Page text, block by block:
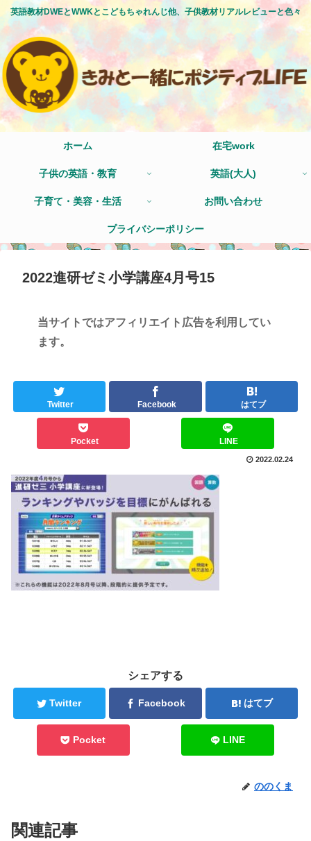
英語教材DWEとWWKとこどもちゃれんじ他、子供教材リアルレビューと色々
ホーム 在宅work
子供の英語・教育 英語(大人)
子育て・美容・生活 お問い合わせ
プライバシーポリシー
2022進研ゼミ小学講座4月号15
当サイトではアフィリエイト広告を利用してい
ます。
Twitter Facebook はてブ
Pocket LINE
2022.02.24
シェアする
Twitter Facebook はてブ
Pocket LINE
ののくま
関連記事